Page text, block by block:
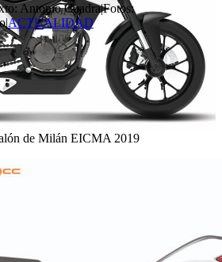
: Antonio Cuadra|Fotos:
|ACTUALIDAD
de Milán EICMA 2019